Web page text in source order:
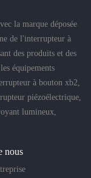
la marque déposée
de l'interrupteur à
des produits et des
équipements
à bouton xb2,
piézoélectrique,
lumineux,
nous